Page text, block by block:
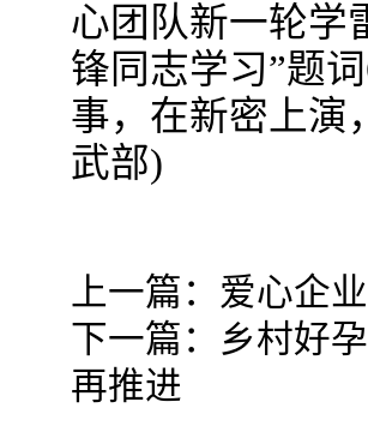
心团队新一轮学
锋同志学习”题
事，在新密上演
武部)
上一篇： 爱心企
下一篇：
乡村好
再推进